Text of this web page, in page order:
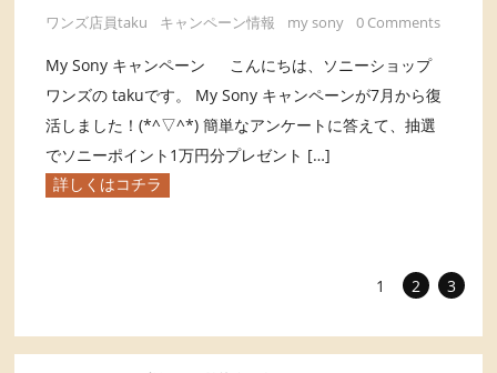
ワンズ店員taku キャンペーン情報 my sony 0 Comments
My Sony キャンペーン こんにちは、ソニーショップ
ワンズの takuです。 My Sony キャンペーンが7月から復
活しました！(*^▽^*) 簡単なアンケートに答えて、抽選
でソニーポイント1万円分プレゼント […]
詳しくはコチラ
1 2 3